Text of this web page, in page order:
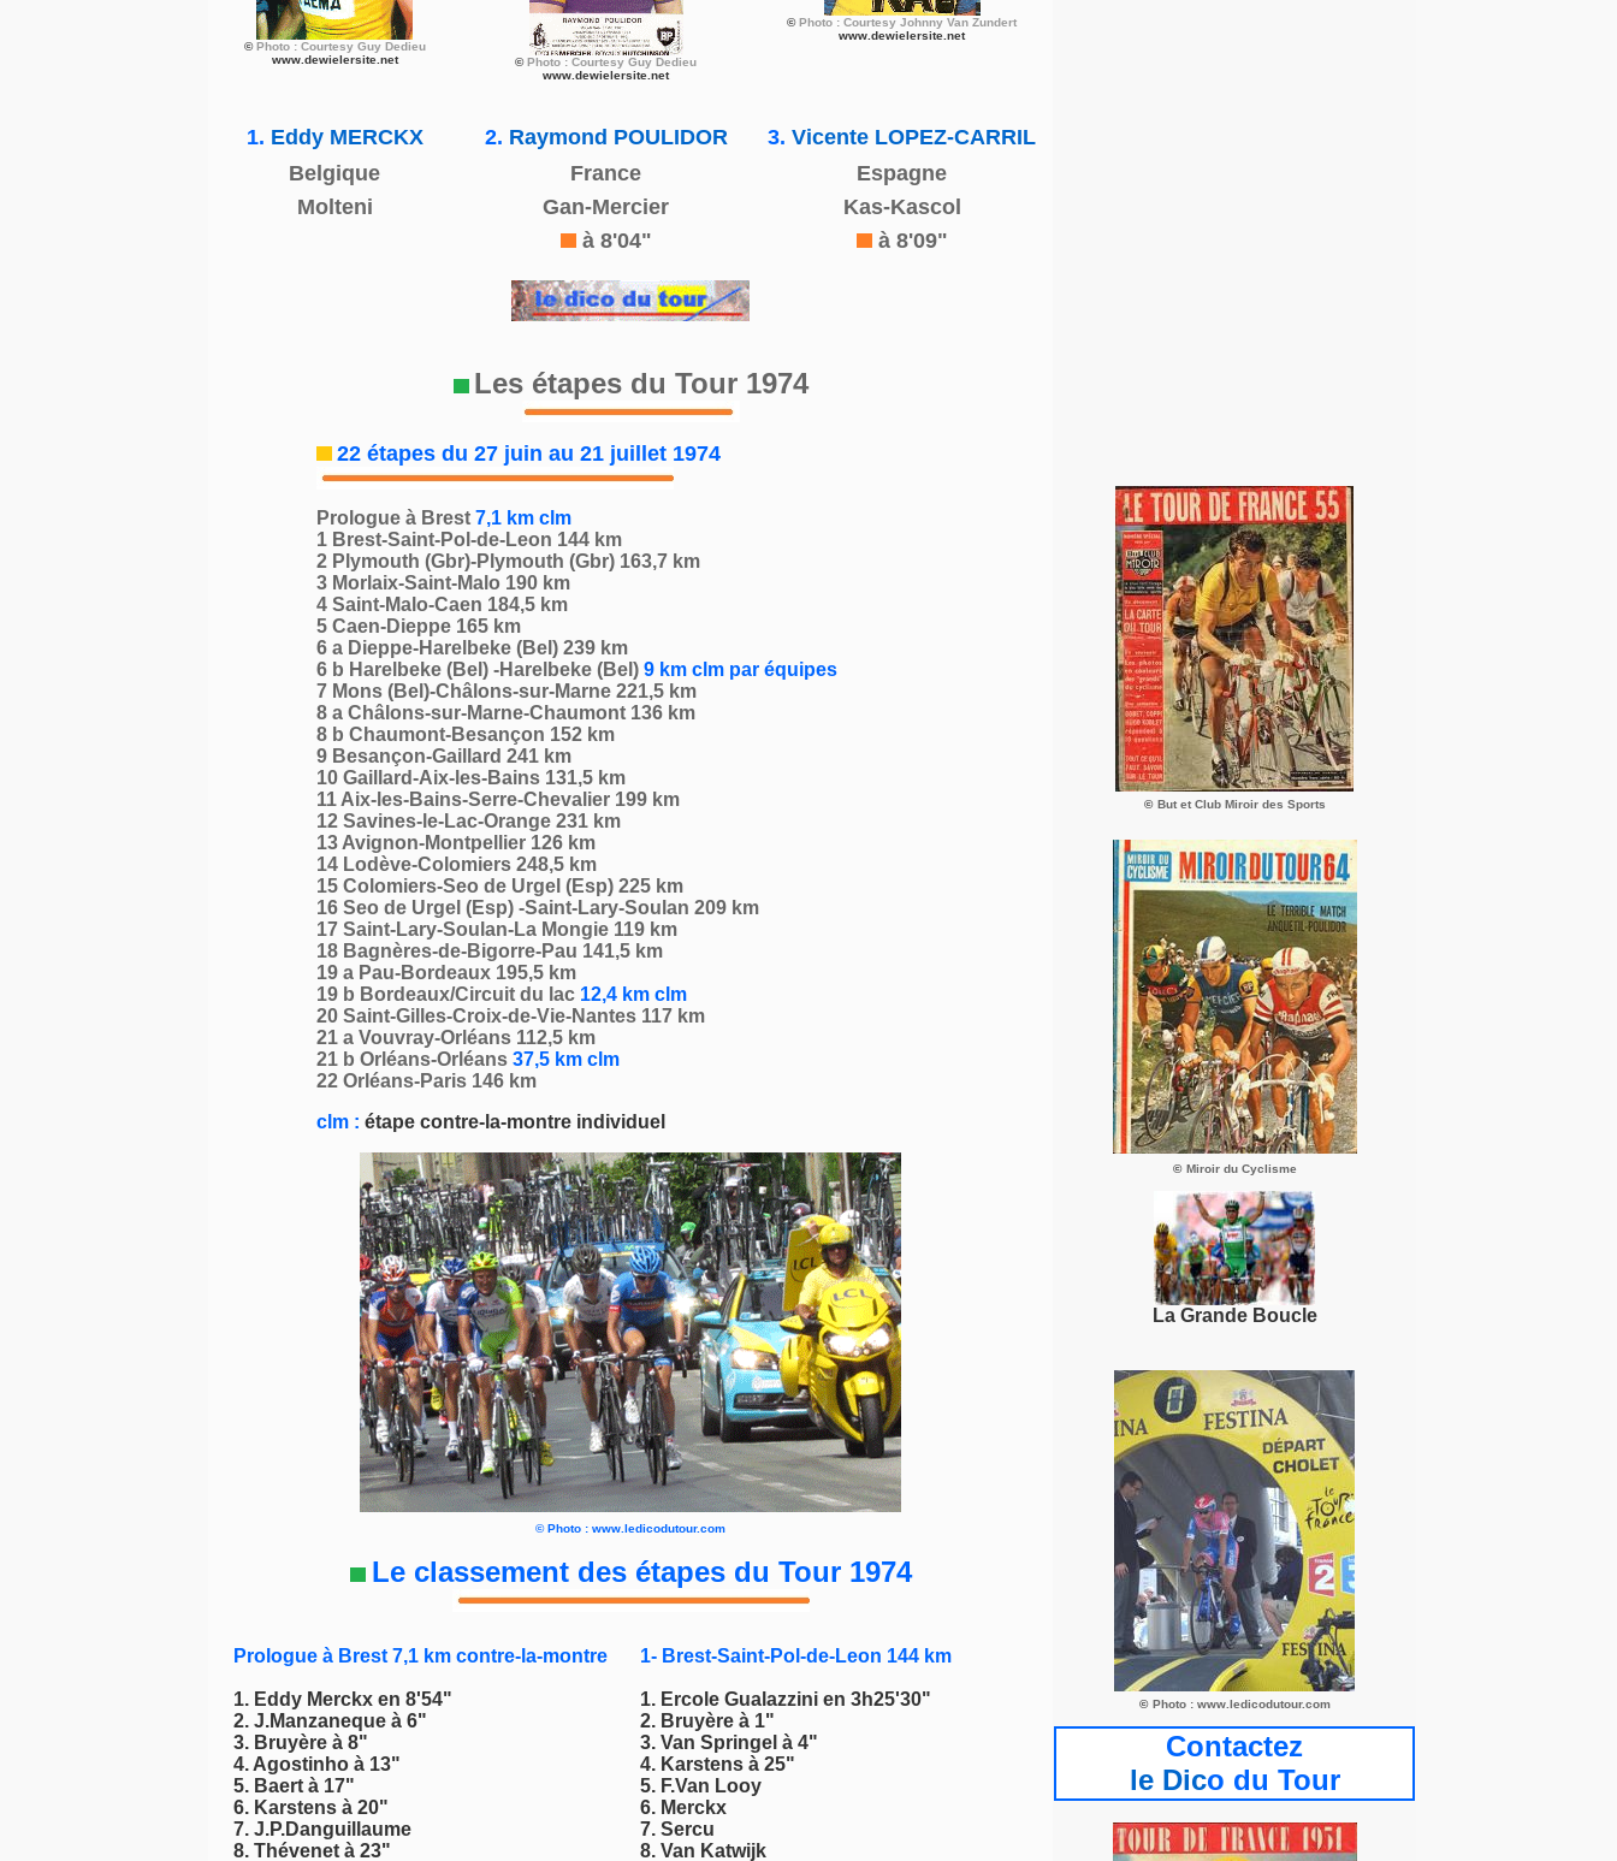
© Photo : Courtesy Guy Dedieu
www.dewielersite.net
© Photo : Courtesy Guy Dedieu
www.dewielersite.net
© Photo : Courtesy Johnny Van Zundert
www.dewielersite.net
1. Eddy MERCKX 2. Raymond POULIDOR 3. Vicente LOPEZ-CARRIL
Belgique
France
Espagne
Molteni
Gan-Mercier
Kas-Kascol
à 8'04"
à 8'09"
Les étapes du Tour 1974
22 étapes du 27 juin au 21 juillet 1974
Prologue à Brest 7,1 km clm
1 Brest-Saint-Pol-de-Leon 144 km
2 Plymouth (Gbr)-Plymouth (Gbr) 163,7 km
3 Morlaix-Saint-Malo 190 km
4 Saint-Malo-Caen 184,5 km
5 Caen-Dieppe 165 km
6 a Dieppe-Harelbeke (Bel) 239 km
6 b Harelbeke (Bel) -Harelbeke (Bel) 9 km clm par équipes
7 Mons (Bel)-Châlons-sur-Marne 221,5 km
8 a Châlons-sur-Marne-Chaumont 136 km
8 b Chaumont-Besançon 152 km
9 Besançon-Gaillard 241 km
10 Gaillard-Aix-les-Bains 131,5 km
11 Aix-les-Bains-Serre-Chevalier 199 km
12 Savines-le-Lac-Orange 231 km
13 Avignon-Montpellier 126 km
14 Lodève-Colomiers 248,5 km
15 Colomiers-Seo de Urgel (Esp) 225 km
16 Seo de Urgel (Esp) -Saint-Lary-Soulan 209 km
17 Saint-Lary-Soulan-La Mongie 119 km
18 Bagnères-de-Bigorre-Pau 141,5 km
19 a Pau-Bordeaux 195,5 km
19 b Bordeaux/Circuit du lac 12,4 km clm
20 Saint-Gilles-Croix-de-Vie-Nantes 117 km
21 a Vouvray-Orléans 112,5 km
21 b Orléans-Orléans 37,5 km clm
22 Orléans-Paris 146 km
clm : étape contre-la-montre individuel
© Photo : www.ledicodutour.com
Le classement des étapes du Tour 1974
Prologue à Brest 7,1 km contre-la-montre
1. Eddy Merckx en 8'54"
2. J.Manzaneque à 6"
3. Bruyère à 8"
4. Agostinho à 13"
5. Baert à 17"
6. Karstens à 20"
7. J.P.Danguillaume
8. Thévenet à 23"
1- Brest-Saint-Pol-de-Leon 144 km
1. Ercole Gualazzini en 3h25'30"
2. Bruyère à 1"
3. Van Springel à 4"
4. Karstens à 25"
5. F.Van Looy
6. Merckx
7. Sercu
8. Van Katwijk
© But et Club Miroir des Sports
© Miroir du Cyclisme
La Grande Boucle
© Photo : www.ledicodutour.com
Contactez
le Dico du Tour